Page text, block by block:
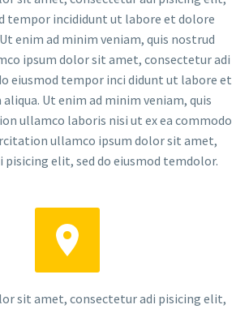
tempor incididunt ut labore et dolore
enim ad minim veniam, quis nostrud
ipsum dolor sit amet, consectetur adi
eiusmod tempor inci didunt ut labore et
Ut enim ad minim veniam, quis
ullamco laboris nisi ut ex ea commodo
ullamco ipsum dolor sit amet,
pisicing elit, sed do eiusmod temdolor.


sit amet, consectetur adi pisicing elit,